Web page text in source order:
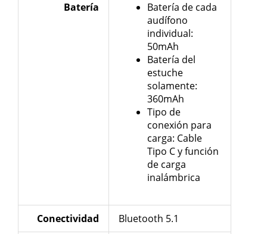
Batería
Batería de cada
audífono
individual:
50mAh
Batería del
estuche
solamente:
360mAh
Tipo de
conexión para
carga: Cable
Tipo C y función
de carga
inalámbrica
Conectividad Bluetooth 5.1